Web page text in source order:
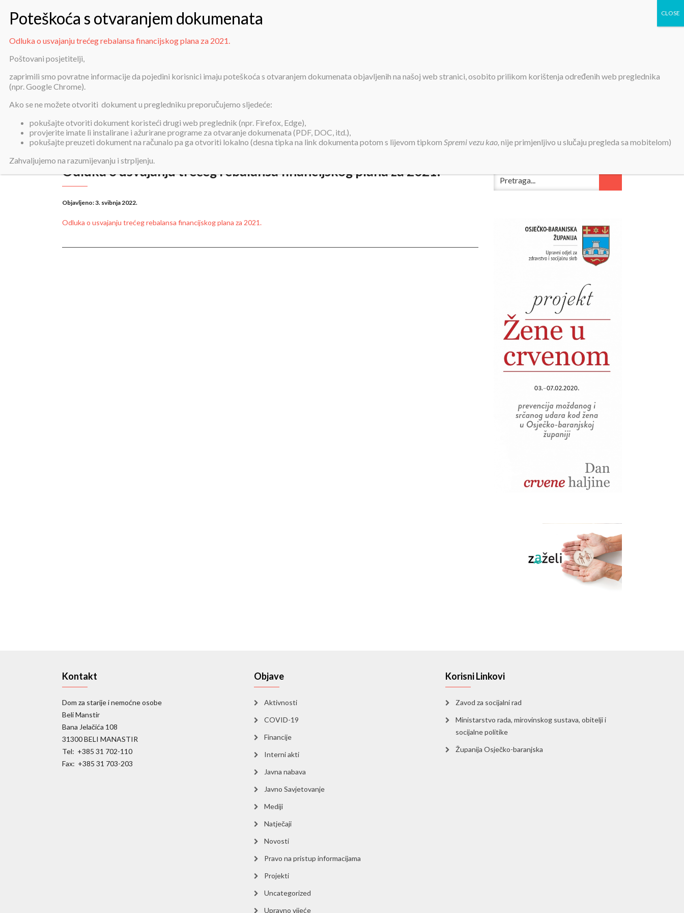
Odluka o usvajanju trećeg rebalansa financijskog plana za 2021.
Objavljeno:3. svibnja 2022.
Odluka o usvajanju trećeg rebalansa financijskog plana za 2021.
Kontakt
Dom za starije i nemoćne osobe
Beli Manstir
Bana Jelačića 108
31300 BELI MANASTIR
Tel: +385 31 702-110
Fax: +385 31 703-203
Objave
Aktivnosti
COVID-19
Financije
Interni akti
Javna nabava
Javno Savjetovanje
Mediji
Natječaji
Novosti
Pravo na pristup informacijama
Projekti
Uncategorized
Upravno vijeće
Korisni Linkovi
Zavod za socijalni rad
Ministarstvo rada, mirovinskog sustava, obitelji i
socijalne politike
Županija Osječko-baranjska
Odluka o usvajanju trećeg rebalansa financijskog plana za 2021.
Poštovani posjetitelji,
zaprimili smo povratne informacije da pojedini korisnici imaju poteškoća s otvaranjem dokumenata objavljenih na našoj web stranici, osobito prilikom korištenja određenih web preglednika
(npr. Google Chrome).
Ako se ne možete otvoriti dokument u pregledniku preporučujemo sljedeće:
pokušajte otvoriti dokument koristeći drugi web preglednik (npr. Firefox, Edge),
provjerite imate li instalirane i ažurirane programe za otvaranje dokumenata (PDF, DOC, itd.),
pokušajte preuzeti dokument na računalo pa ga otvoriti lokalno (desna tipka na link dokumenta potom s lijevom tipkom Spremi vezu kao, nije primjenljivo u slučaju pregleda sa mobitelom)
Zahvaljujemo na razumijevanju i strpljenju.